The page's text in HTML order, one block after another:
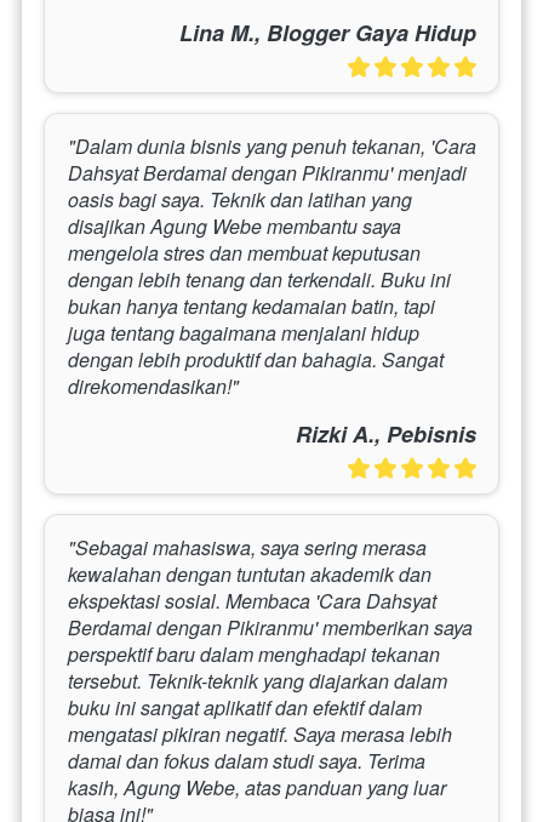
Lina M., Blogger Gaya Hidup
"Dalam dunia bisnis yang penuh tekanan, 'Cara
Dahsyat Berdamai dengan Pikiranmu' menjadi
oasis bagi saya. Teknik dan latihan yang
disajikan Agung Webe membantu saya
mengelola stres dan membuat keputusan
dengan lebih tenang dan terkendali. Buku ini
bukan hanya tentang kedamaian batin, tapi
juga tentang bagaimana menjalani hidup
dengan lebih produktif dan bahagia. Sangat
direkomendasikan!"
Rizki A., Pebisnis
"Sebagai mahasiswa, saya sering merasa
kewalahan dengan tuntutan akademik dan
ekspektasi sosial. Membaca 'Cara Dahsyat
Berdamai dengan Pikiranmu' memberikan saya
perspektif baru dalam menghadapi tekanan
tersebut. Teknik-teknik yang diajarkan dalam
buku ini sangat aplikatif dan efektif dalam
mengatasi pikiran negatif. Saya merasa lebih
damai dan fokus dalam studi saya. Terima
kasih, Agung Webe, atas panduan yang luar
biasa ini!"